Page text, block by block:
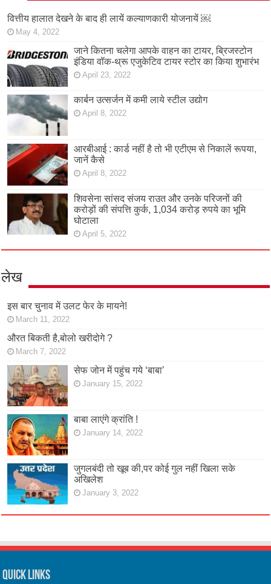
वित्तीय हालात देखने के बाद ही लायें कल्याणकारी योजनायें ￼
May 4, 2022
जाने कितना चलेगा आपके वाहन का टायर, ब्रिजस्टोन
इंडिया वॉक-थ्रू एजुकेटिव टायर स्टोर का किया शुभारंभ
April 23, 2022
कार्बन उत्सर्जन में कमी लाये स्टील उद्योग
April 8, 2022
आरबीआई : कार्ड नहीं है तो भी एटीएम से निकालें रूपया,
जानें कैसे
April 8, 2022
शिवसेना सांसद संजय राउत और उनके परिजनों की
करोड़ों की संपत्ति कुर्क, 1,034 करोड़ रुपये का भूमि
घोटाला
April 5, 2022
लेख
इस बार चुनाव में उलट फेर के मायने!
March 11, 2022
औरत बिकती है,बोलो खरीदोगे ?
March 7, 2022
सेफ जोन में पहुंच गये ‘बाबा’
January 15, 2022
बाबा लाएंगे क्रांति !
January 14, 2022
जुगलबंदी तो खूब की,पर कोई गुल नहीं खिला सके
अखिलेश
January 3, 2022
Quick Links